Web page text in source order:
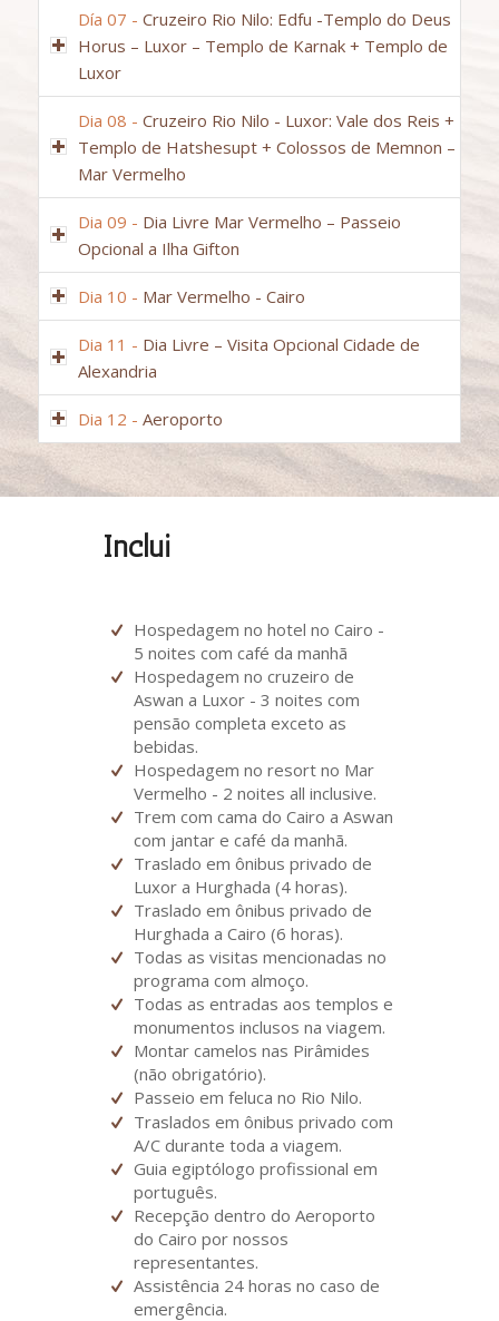
Día 07 - Cruzeiro Rio Nilo: Edfu -Templo do Deus
Horus – Luxor – Templo de Karnak + Templo de
Luxor
Dia 08 - Cruzeiro Rio Nilo - Luxor: Vale dos Reis +
Templo de Hatshesupt + Colossos de Memnon –
Mar Vermelho
Dia 09 - Dia Livre Mar Vermelho – Passeio
Opcional a Ilha Gifton
Dia 10 - Mar Vermelho - Cairo
Dia 11 - Dia Livre – Visita Opcional Cidade de
Alexandria
Dia 12 - Aeroporto
Inclui
Hospedagem no hotel no Cairo -
5 noites com café da manhã
Hospedagem no cruzeiro de
Aswan a Luxor - 3 noites com
pensão completa exceto as
bebidas.
Hospedagem no resort no Mar
Vermelho - 2 noites all inclusive.
Trem com cama do Cairo a Aswan
com jantar e café da manhã.
Traslado em ônibus privado de
Luxor a Hurghada (4 horas).
Traslado em ônibus privado de
Hurghada a Cairo (6 horas).
Todas as visitas mencionadas no
programa com almoço.
Todas as entradas aos templos e
monumentos inclusos na viagem.
Montar camelos nas Pirâmides
(não obrigatório).
Passeio em feluca no Rio Nilo.
Traslados em ônibus privado com
A/C durante toda a viagem.
Guia egiptólogo profissional em
português.
Recepção dentro do Aeroporto
do Cairo por nossos
representantes.
Assistência 24 horas no caso de
emergência.